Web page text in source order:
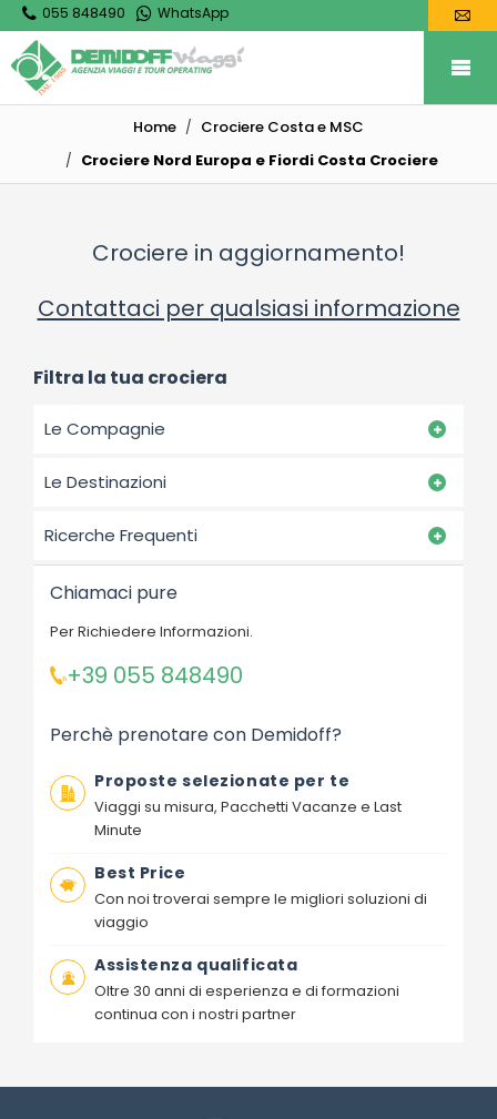
055 848490 WhatsApp
Home
Crociere Costa e MSC
Crociere Nord Europa e Fiordi Costa Crociere
Crociere in aggiornamento!
Contattaci per qualsiasi informazione
Filtra la tua crociera
Le Compagnie
Le Destinazioni
Ricerche Frequenti
Chiamaci pure
Per Richiedere Informazioni.
+39 055 848490
Perchè prenotare con Demidoff?
Proposte selezionate per te
Viaggi su misura, Pacchetti Vacanze e Last
Minute
Best Price
Con noi troverai sempre le migliori soluzioni di
viaggio
Assistenza qualificata
Oltre 30 anni di esperienza e di formazioni
continua con i nostri partner